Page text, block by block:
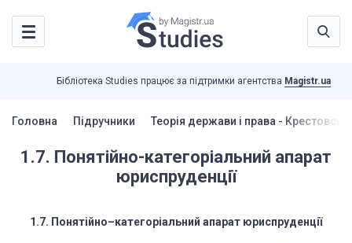
Бібліотека Studies працює за підтримки агентства Magistr.ua
Головна Підручники Теорія держави і права -
1.7. Понятійно-категоріальний апарат
юриспруденції
1.7. Понятійно–категоріальний апарат юриспруденції